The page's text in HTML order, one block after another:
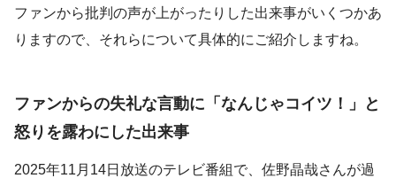
ファンから批判の声が上がったりした出来事がいくつかあ
りますので、それらについて具体的にご紹介しますね。
ファンからの失礼な言動に「なんじゃコイツ！」と
怒りを露わにした出来事
2025年11月14日放送のテレビ番組で、佐野晶哉さんが過